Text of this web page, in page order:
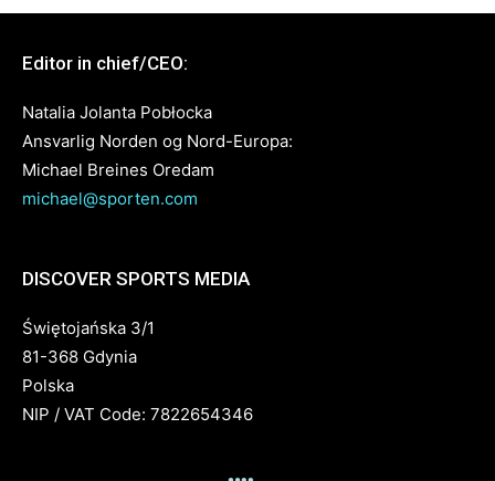
Editor in chief/CEO:
Natalia Jolanta Pobłocka
Ansvarlig Norden og Nord-Europa:
Michael Breines Oredam
michael@sporten.com
DISCOVER SPORTS MEDIA
Świętojańska 3/1
81-368 Gdynia
Polska
NIP / VAT Code: 7822654346